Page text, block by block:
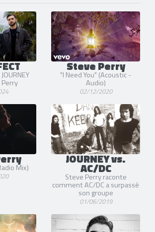
Steve Perry
"I Need You" (Acoustic -
Audio)
02/12/2020
Mix)
JOURNEY vs.
AC/DC
Steve Perry raconte
comment AC/DC a surpassé
son groupe
01/06/2019